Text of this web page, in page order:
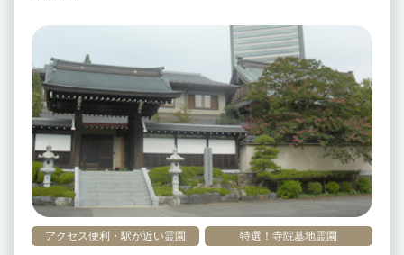
アクセス便利・駅が近い霊園 特選！寺院墓地霊園